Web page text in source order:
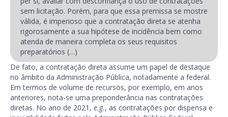
sem licitação. Porém, para que essa premissa se mostre
válida, é imperioso que a contratação direta se atenha
rigorosamente a sua hipótese de incidência bem como
atenda de maneira completa os seus requisitos
preparatórios (…)
De fato, a contratação direta assume um papel de destaque
no âmbito da Administração Pública, notadamente a federal.
Em termos de volume de recursos, por exemplo, em anos
anteriores, nota-se uma preponderância nas contratações
diretas. No ano de 2021, e.g., as contratações por dispensa e